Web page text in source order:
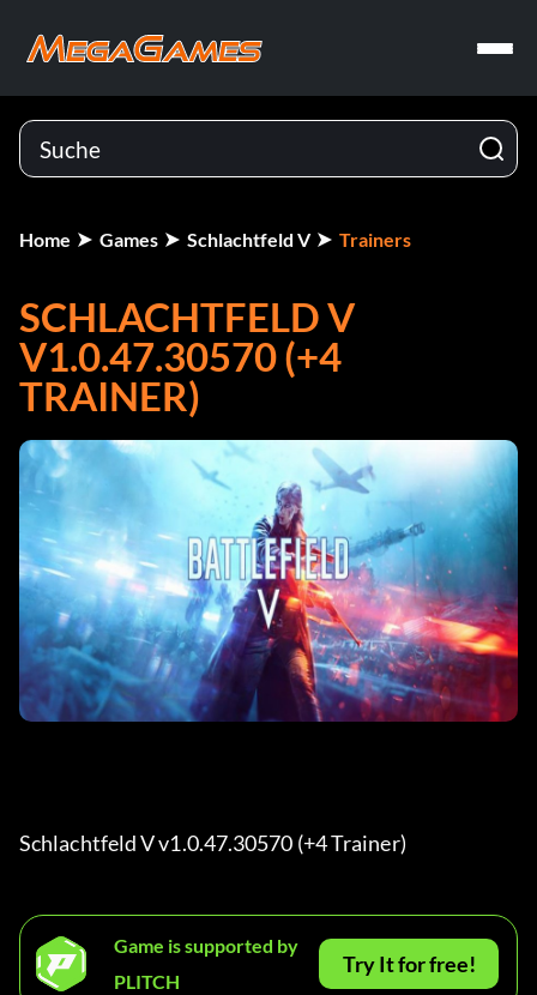
Home Games Schlachtfeld V Trainers
SCHLACHTFELD V
V1.0.47.30570 (+4
TRAINER)
Schlachtfeld V v1.0.47.30570 (+4 Trainer)
Game is supported by
PLITCH
Try It for free!